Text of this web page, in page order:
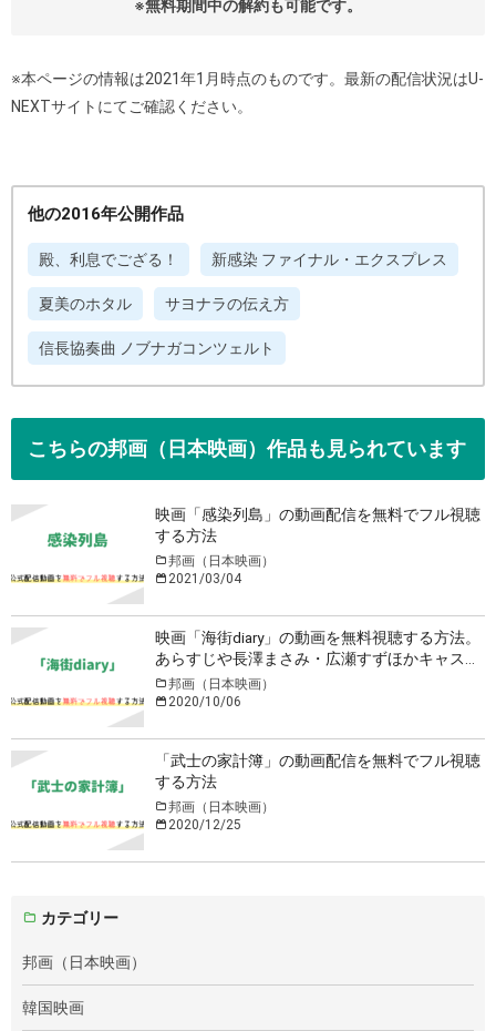
※無料期間中の解約も可能です。
※本ページの情報は2021年1月時点のものです。最新の配信状況はU-
NEXTサイトにてご確認ください。
他の2016年公開作品
殿、利息でござる！ 新感染 ファイナル・エクスプレス
夏美のホタル サヨナラの伝え方
信長協奏曲 ノブナガコンツェルト
こちらの邦画（日本映画）作品も見られています
映画「感染列島」の動画配信を無料でフル視聴
する方法
邦画（日本映画）
2021/03/04
映画「海街diary」の動画を無料視聴する方法。
あらすじや長澤まさみ・広瀬すずほかキャスト
情報も
邦画（日本映画）
2020/10/06
「武士の家計簿」の動画配信を無料でフル視聴
する方法
邦画（日本映画）
2020/12/25
カテゴリー
邦画（日本映画）
韓国映画